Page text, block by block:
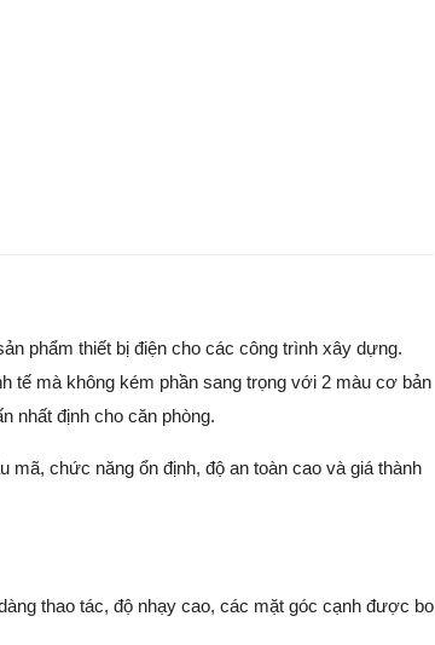
phẩm thiết bị điện cho các công trình xây dựng.
tế mà không kém phần sang trọng với 2 màu cơ bản
nhất định cho căn phòng.
chức năng ổn định, độ an toàn cao và giá thành
thao tác, độ nhạy cao, các mặt góc cạnh được bo